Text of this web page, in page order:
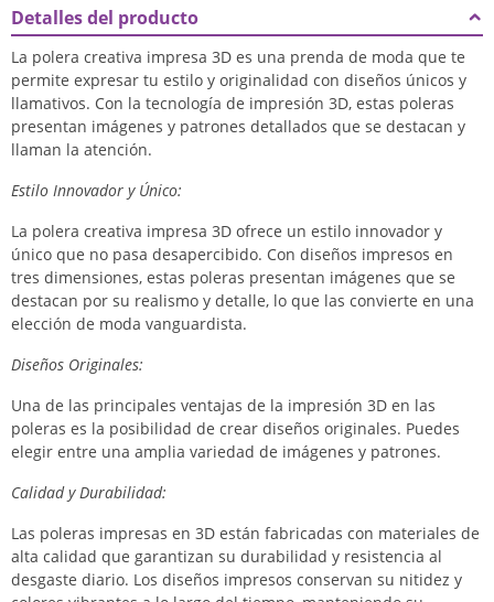
Detalles del producto
La polera creativa impresa 3D es una prenda de moda que te
permite expresar tu estilo y originalidad con diseños únicos y
llamativos. Con la tecnología de impresión 3D, estas poleras
presentan imágenes y patrones detallados que se destacan y
llaman la atención.
Estilo Innovador y Único:
La polera creativa impresa 3D ofrece un estilo innovador y
único que no pasa desapercibido. Con diseños impresos en
tres dimensiones, estas poleras presentan imágenes que se
destacan por su realismo y detalle, lo que las convierte en una
elección de moda vanguardista.
Diseños Originales:
Una de las principales ventajas de la impresión 3D en las
poleras es la posibilidad de crear diseños originales. Puedes
elegir entre una amplia variedad de imágenes y patrones.
Calidad y Durabilidad:
Las poleras impresas en 3D están fabricadas con materiales de
alta calidad que garantizan su durabilidad y resistencia al
desgaste diario. Los diseños impresos conservan su nitidez y